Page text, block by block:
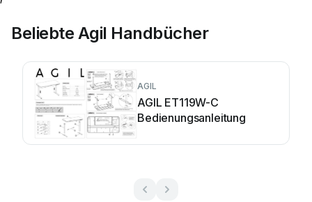
Beliebte Agil Handbücher
AGIL
AGIL ET119W-C
Bedienungsanleitung